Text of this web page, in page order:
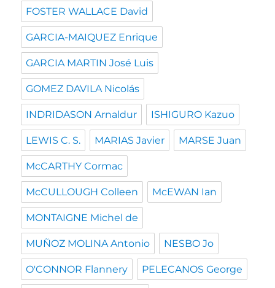
FOSTER WALLACE David
GARCIA-MAIQUEZ Enrique
GARCIA MARTIN José Luis
GOMEZ DAVILA Nicolás
INDRIDASON Arnaldur ISHIGURO Kazuo
LEWIS C. S. MARIAS Javier MARSE Juan
McCARTHY Cormac
McCULLOUGH Colleen McEWAN Ian
MONTAIGNE Michel de
MUÑOZ MOLINA Antonio NESBO Jo
O'CONNOR Flannery PELECANOS George